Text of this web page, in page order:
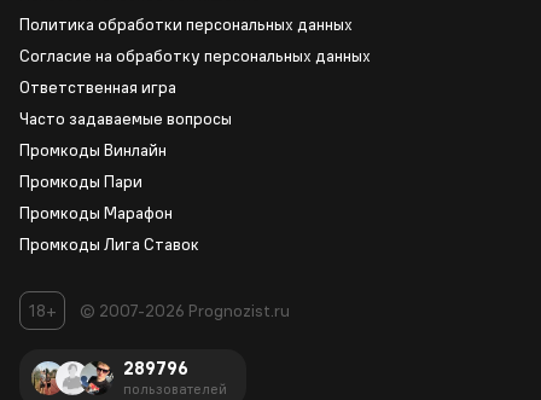
18+ © 2007-2026 Prognozist.ru
289796
пользователей
Политика обработки персональных данных
Согласие на обработку персональных данных
Ответственная игра
Часто задаваемые вопросы
Промкоды Винлайн
Промкоды Пари
Промкоды Марафон
Промкоды Лига Ставок